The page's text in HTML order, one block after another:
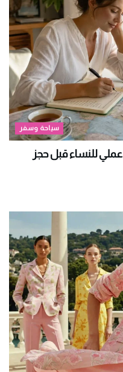
سياحة وسفر
للنساء قبل حجز